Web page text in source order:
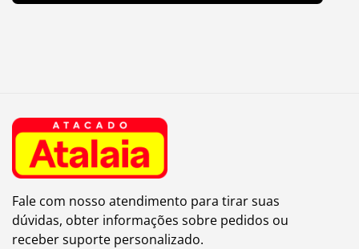
Fale com nosso atendimento para tirar suas
dúvidas, obter informações sobre pedidos ou
receber suporte personalizado.